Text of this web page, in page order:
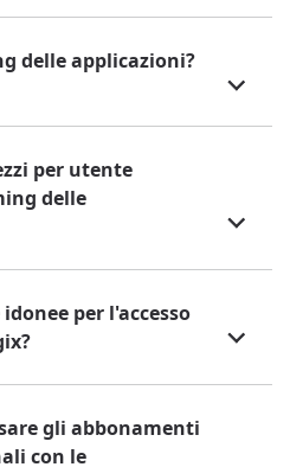
delle applicazioni?
per utente
delle
per l'accesso
gli abbonamenti
con le